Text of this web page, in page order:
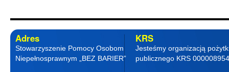
Adres
Stowarzyszenie Pomocy Osobom
Niepełnosprawnym „BEZ BARIER”
KRS
Jesteśmy organizacją
publicznego KRS